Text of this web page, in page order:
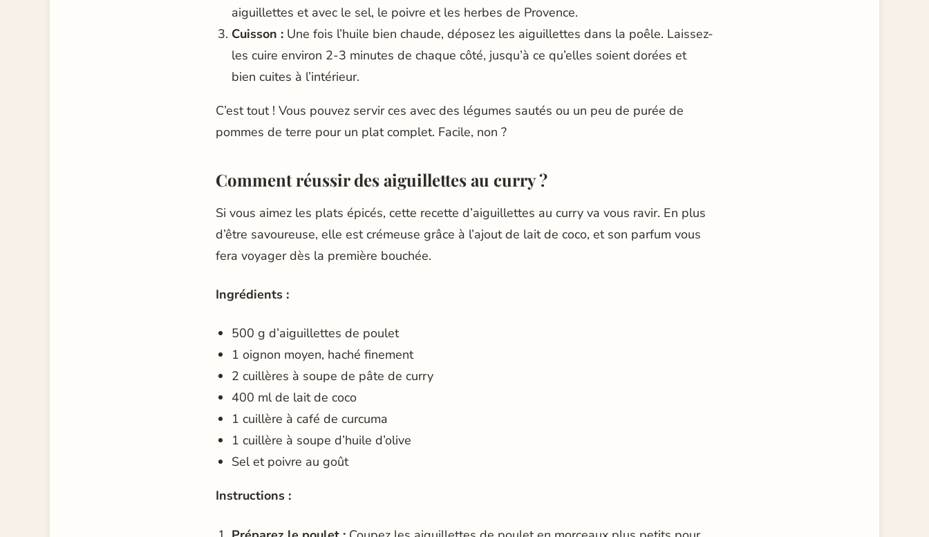
aiguillettes et avec le sel, le poivre et les herbes de Provence.
Cuisson :Une fois l’huile bien chaude, déposez les aiguillettes dans la poêle. Laissez-
les cuire environ 2-3 minutes de chaque côté, jusqu’à ce qu’elles soient dorées et
bien cuites à l’intérieur.
C’est tout ! Vous pouvez servir ces avec des légumes sautés ou un peu de purée de
pommes de terre pour un plat complet. Facile, non ?
Comment réussir des aiguillettes au curry ?
Si vous aimez les plats épicés, cette recette d’aiguillettes au curry va vous ravir. En plus
d’être savoureuse, elle est crémeuse grâce à l’ajout de lait de coco, et son parfum vous
fera voyager dès la première bouchée.
Ingrédients :
500 g d’aiguillettes de poulet
1 oignon moyen, haché finement
2 cuillères à soupe de pâte de curry
400 ml de lait de coco
1 cuillère à café de curcuma
1 cuillère à soupe d’huile d’olive
Sel et poivre au goût
Instructions :